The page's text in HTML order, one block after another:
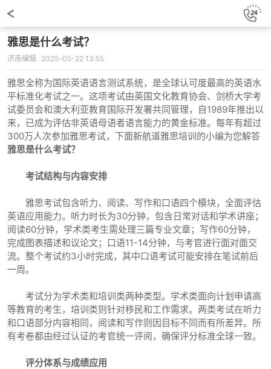
雅思是什么考试？
济南编辑 2025-05-22 13:55
雅思全称为国际英语语言测试系统，是全球认可度最高的英语水
平标准化考试之一。这项考试由英国文化教育协会、剑桥大学考
试委员会和澳大利亚教育国际开发署共同管理，自1989年推出以
来，已成为评估非英语母语者语言能力的黄金标准。每年有超过
300万人次参加雅思考试，下面新航道雅思培训的小编为您解答
雅思是什么考试？
考试结构与内容安排
雅思考试包含听力、阅读、写作和口语四个模块，全面评估
英语应用能力。听力时长为30分钟，包含日常对话和学术讲座；
阅读60分钟，学术类考生需处理三篇专业文章；写作60分钟，
完成图表描述和议论文；口语11-14分钟，与考官进行面对面交
流。整个考试约3小时完成，其中口语考试可能安排在笔试前后
一周。
考试分为学术类和培训类两种类型。学术类面向计划申请高
等教育的考生，培训类则针对移民和工作需求。两类考试在听力
和口语部分内容相同，阅读和写作则因目标不同而有所差异。所
有考卷都由经过认证的考官统一评阅，确保评分标准全球一致。
评分体系与成绩应用